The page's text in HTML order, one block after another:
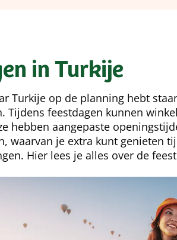
in Turkije
Turkije op de planning hebt
Tijdens feestdagen kunnen
hebben aangepaste
waarvan je extra kunt genieten
Hier lees je alles over de